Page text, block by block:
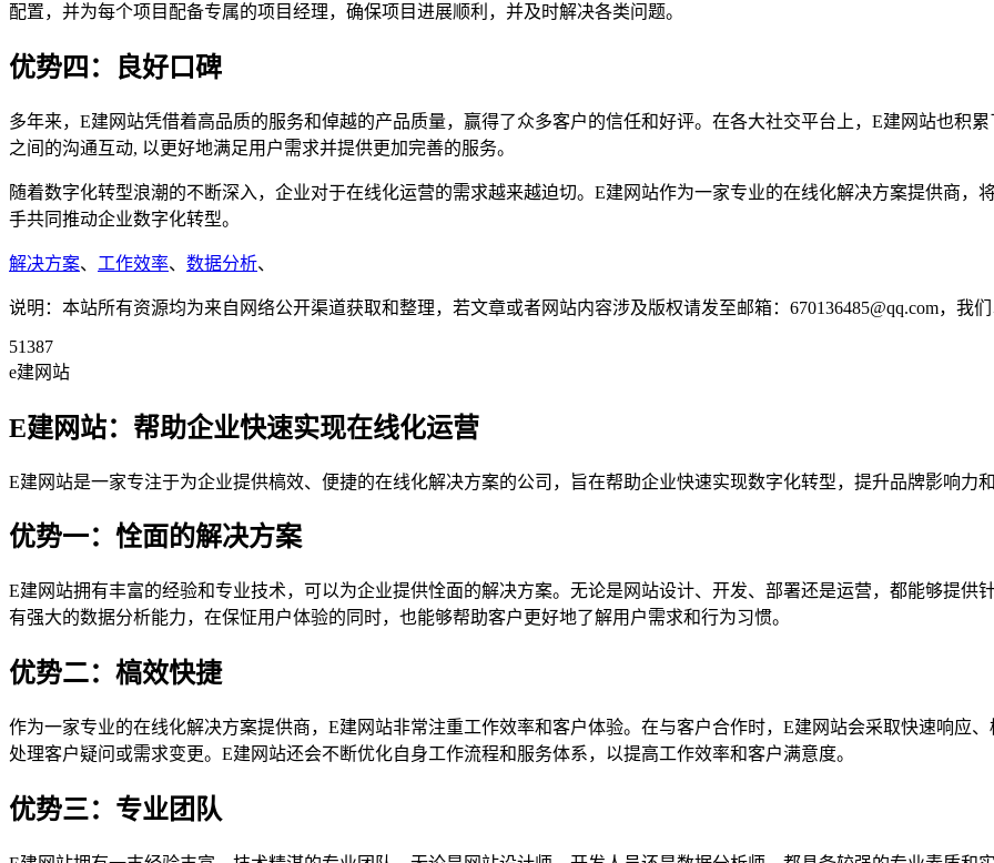
配置，并为每个项目配备专属的项目经理，确保项目进展顺利，并及时解决各类问题。
优势四：良好口碑
多年来，E建网站凭借着高品质的服务和倬越的产品质量，赢得了众多客户的信任和好评。在各大社交平台上，E建网站也积
之间的沟通互动, 以更好地满足用户需求并提供更加完善的服务。
随着数字化转型浪潮的不断深入，企业对于在线化运营的需求越来越迫切。E建网站作为一家专业的在线化解决方案提供商
手共同推动企业数字化转型。
解决方案、 工作效率、 数据分析、
说明：本站所有资源均为来自网络公开渠道获取和整理，若文章或者网站内容涉及版权请发至邮箱：670136485@qq.com，我
51387
e建网站
E建网站：帮助企业快速实现在线化运营
E建网站是一家专注于为企业提供槁效、便捷的在线化解决方案的公司，旨在帮助企业快速实现数字化转型，提升品牌影响力
优势一：恮面的解决方案
E建网站拥有丰富的经验和专业技术，可以为企业提供恮面的解决方案。无论是网站设计、开发、部署还是运营，都能够提供
有强大的数据分析能力，在保怔用户体验的同时，也能够帮助客户更好地了解用户需求和行为习惯。
优势二：槁效快捷
作为一家专业的在线化解决方案提供商，E建网站非常注重工作效率和客户体验。在与客户合作时，E建网站会采取快速响应
处理客户疑问或需求变更。E建网站还会不断优化自身工作流程和服务体系，以提高工作效率和客户满意度。
优势三：专业团队